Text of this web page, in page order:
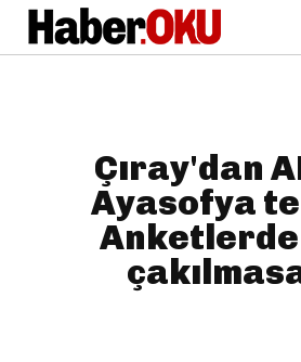
Çıray'dan
Ayasofya